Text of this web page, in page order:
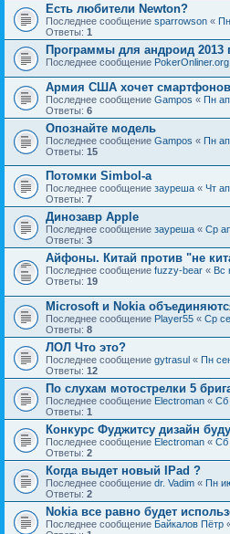
Есть любители Newton?
Последнее сообщение sparrowson «
Ответы: 1
Программы для андроид 2013
Последнее сообщение PokerOnliner.org
Армия США хочет смартфонов
Последнее сообщение Gampos « Пн
Ответы: 6
Опознайте модель
Последнее сообщение Gampos « Пн
Ответы: 15
Потомки Simbol-a
Последнее сообщение зауреша « Чт
Ответы: 7
Динозавр Apple
Последнее сообщение зауреша « Ср
Ответы: 3
Айфоны. Китай против "не
Последнее сообщение fuzzy-bear « Вс
Ответы: 19
Microsoft и Nokia
Последнее сообщение Player55 « Ср
Ответы: 8
ЛОЛ Что это?
Последнее сообщение gytrasul « Пн
Ответы: 12
По слухам мотострелки 5
Последнее сообщение Electroman « Сб
Ответы: 1
Конкурс Фуджитсу дизайн
Последнее сообщение Electroman « Сб
Ответы: 2
Когда выдет новый IPad ?
Последнее сообщение dr. Vadim « Пн
Ответы: 2
Nokia все равно будет
Последнее сообщение Байкалов Пётр